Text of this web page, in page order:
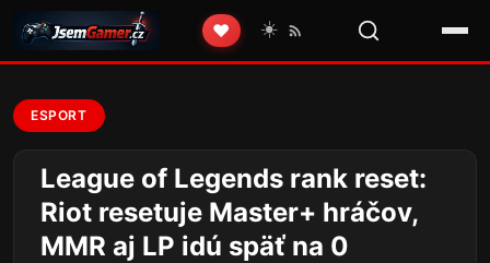
❤️ ☀️
ESPORT
League of Legends rank reset:
Riot resetuje Master+ hráčov,
MMR aj LP idú späť na 0